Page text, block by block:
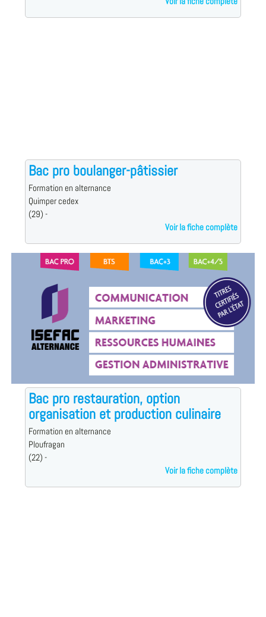
Bac pro boulanger-pâtissier
Formation en alternance
Quimper cedex
(29) -
Voir la fiche complète
Bac pro restauration, option
organisation et production culinaire
Formation en alternance
Ploufragan
(22) -
Voir la fiche complète